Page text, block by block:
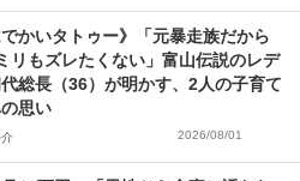
でかいタトゥー》「元暴走族だから
リもズレたくない」富山伝説のレデ
総長（36）が明かす、2人の子育て
思い
2026/08/01